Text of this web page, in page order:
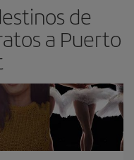
de
a Puerto